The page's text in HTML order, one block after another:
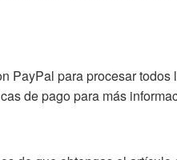
PayPal para procesar todos
de pago para más